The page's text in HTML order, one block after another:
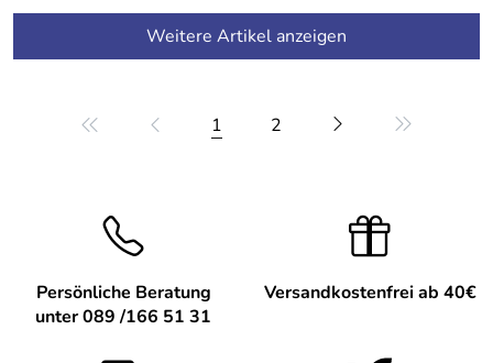
Weitere Artikel anzeigen
1 2
Persönliche Beratung
unter 089 /166 51 31
Versandkostenfrei ab 40€